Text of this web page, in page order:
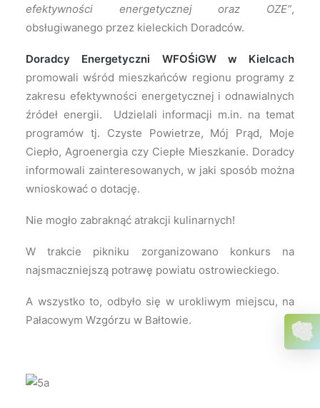
efektywności energetycznej oraz OZE”,
obsługiwanego przez kieleckich Doradców.
Doradcy Energetyczni WFOŚiGW w Kielcach
promowali wśród mieszkańców regionu programy z
zakresu efektywności energetycznej i odnawialnych
źródeł energii. Udzielali informacji m.in. na temat
programów tj. Czyste Powietrze, Mój Prąd, Moje
Ciepło, Agroenergia czy Ciepłe Mieszkanie. Doradcy
informowali zainteresowanych, w jaki sposób można
wnioskować o dotację.
Nie mogło zabraknąć atrakcji kulinarnych!
W trakcie pikniku zorganizowano konkurs na
najsmaczniejszą potrawę powiatu ostrowieckiego.
A wszystko to, odbyło się w urokliwym miejscu, na
Pałacowym Wzgórzu w Bałtowie.